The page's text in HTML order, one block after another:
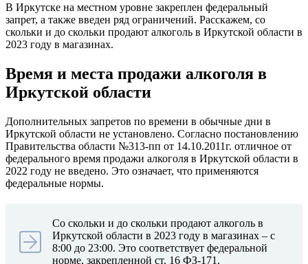
В Иркутске на местном уровне закреплен федеральный
запрет, а также введен ряд ограничений. Расскажем, со
скольки и до скольки продают алкоголь в Иркутской области в
2023 году в магазинах.
Время и места продажи алкоголя в
Иркутской области
Дополнительных запретов по времени в обычные дни в
Иркутской области не установлено. Согласно постановлению
Правительства области №313-пп от 14.10.2011г. отличное от
федерального время продажи алкоголя в Иркутской области в
2022 году не введено. Это означает, что применяются
федеральные нормы.
Со скольки и до скольки продают алкоголь в
Иркутской области в 2023 году в магазинах – с
8:00 до 23:00. Это соответствует федеральной
норме, закрепленной ст. 16 ФЗ-171.